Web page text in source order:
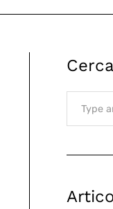
Search
for: